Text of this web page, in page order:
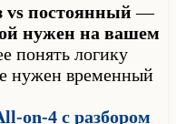
vs постоянный —
нужен на вашем
понять логику
нужен временный
on-4 с разбором